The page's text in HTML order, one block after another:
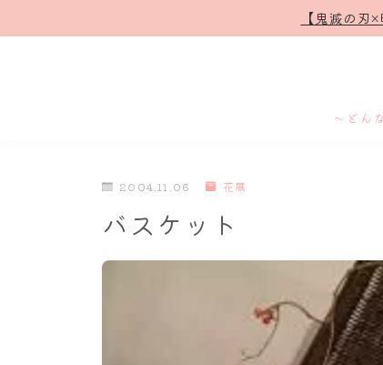
【鬼滅の
～どん
2004.11.06 花展
バスケット